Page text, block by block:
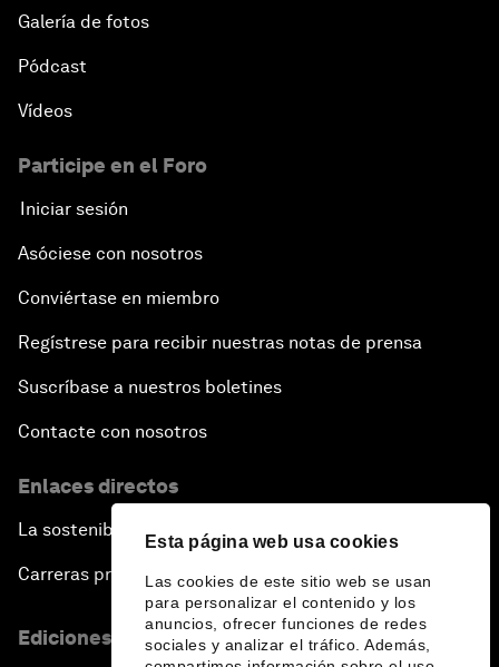
Esta página web usa cookies
Las cookies de este sitio web se usan
para personalizar el contenido y los
anuncios, ofrecer funciones de redes
sociales y analizar el tráfico. Además,
Galería de fotos
Pódcast
Vídeos
Participe en el Foro
Iniciar sesión
Asóciese con nosotros
Conviértase en miembro
Regístrese para recibir nuestras notas de prensa
Suscríbase a nuestros boletines
Contacte con nosotros
Enlaces directos
La sostenibilidad en el Foro
Carreras profesionales
Ediciones en otros idiomas